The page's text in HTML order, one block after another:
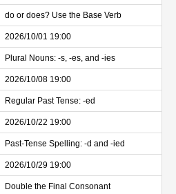
do or does? Use the Base Verb
2026/10/01 19:00
Plural Nouns: -s, -es, and -ies
2026/10/08 19:00
Regular Past Tense: -ed
2026/10/22 19:00
Past-Tense Spelling: -d and -ied
2026/10/29 19:00
Double the Final Consonant